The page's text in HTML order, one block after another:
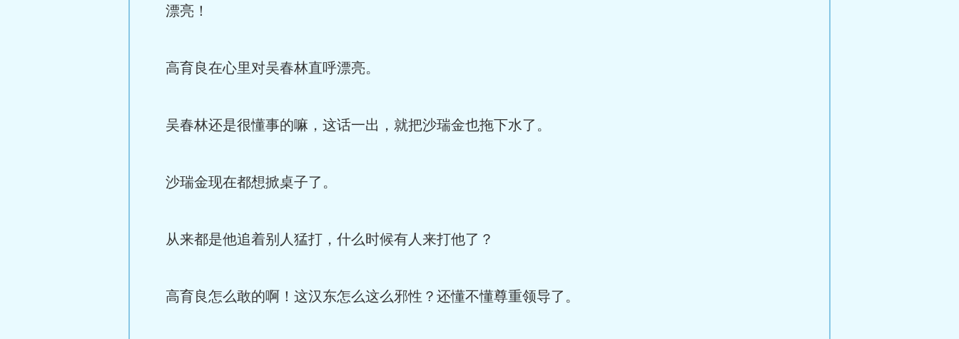
漂亮！
高育良在心里对吴春林直呼漂亮。
吴春林还是很懂事的嘛，这话一出，就把沙瑞金也拖下水了。
沙瑞金现在都想掀桌子了。
从来都是他追着别人猛打，什么时候有人来打他了？
高育良怎么敢的啊！这汉东怎么这么邪性？还懂不懂尊重领导了。